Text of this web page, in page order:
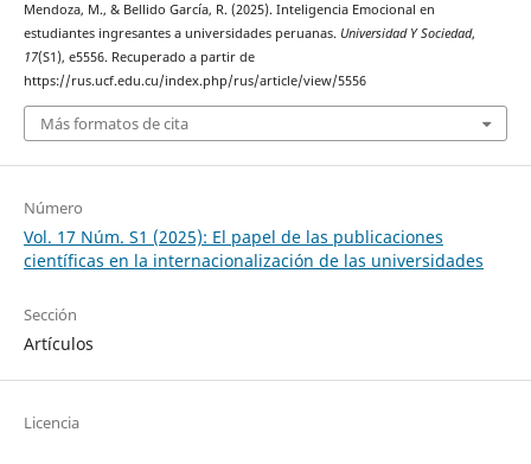
Mendoza, M., & Bellido García, R. (2025). Inteligencia Emocional en
estudiantes ingresantes a universidades peruanas. Universidad Y Sociedad,
17(S1), e5556. Recuperado a partir de
https://rus.ucf.edu.cu/index.php/rus/article/view/5556
Más formatos de cita
Número
Vol. 17 Núm. S1 (2025): El papel de las publicaciones
científicas en la internacionalización de las universidades
Sección
Artículos
Licencia